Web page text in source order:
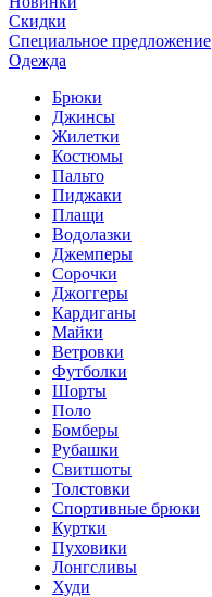
Скидки
Специальное предложение
Одежда
Брюки
Джинсы
Жилетки
Костюмы
Пальто
Пиджаки
Плащи
Водолазки
Джемперы
Сорочки
Джоггеры
Кардиганы
Майки
Ветровки
Футболки
Шорты
Поло
Бомберы
Рубашки
Свитшоты
Толстовки
Спортивные брюки
Куртки
Пуховики
Лонгсливы
Худи